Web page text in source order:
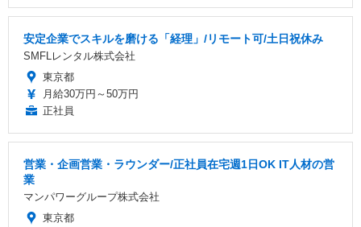
安定企業でスキルを磨ける「経理」/リモート可/土日祝休み
SMFLレンタル株式会社
東京都
月給30万円～50万円
正社員
営業・企画営業・ラウンダー/正社員在宅週1日OK IT人材の営
業
マンパワーグループ株式会社
東京都